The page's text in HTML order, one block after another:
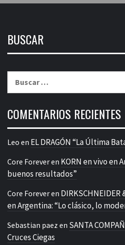
BUSCAR
COMENTARIOS RECIENTES
Leo en EL DRAGÓN “La Última
Core Foreveren KORN en vivo en
buenos resultados”
Core Foreveren DIRKSCHNEIDER
en Argentina: “Lo clásico, lo
Sebastian paez en SANTA
Cruces Ciegas